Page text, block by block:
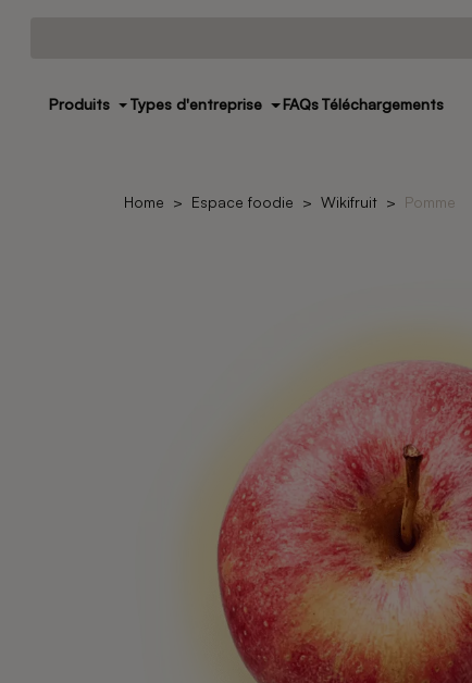
Produits Types d'entreprise FAQsTéléchargements
Home Espace foodie Wikifruit Pomme